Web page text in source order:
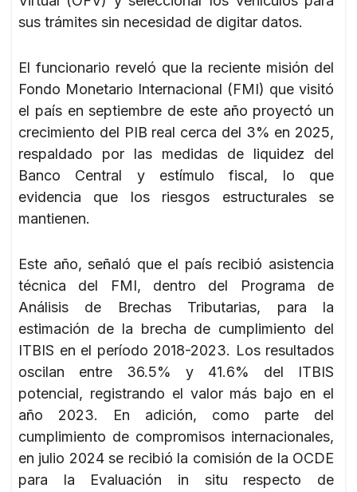
sus trámites sin necesidad de digitar datos.
El funcionario reveló que la reciente misión del
Fondo Monetario Internacional (FMI) que visitó
el país en septiembre de este año proyectó un
crecimiento del PIB real cerca del 3% en 2025,
respaldado por las medidas de liquidez del
Banco Central y estímulo fiscal, lo que
evidencia que los riesgos estructurales se
mantienen.
Este año, señaló que el país recibió asistencia
técnica del FMI, dentro del Programa de
Análisis de Brechas Tributarias, para la
estimación de la brecha de cumplimiento del
ITBIS en el período 2018-2023. Los resultados
oscilan entre 36.5% y 41.6% del ITBIS
potencial, registrando el valor más bajo en el
año 2023. En adición, como parte del
cumplimiento de compromisos internacionales,
en julio 2024 se recibió la comisión de la OCDE
para la Evaluación in situ respecto de